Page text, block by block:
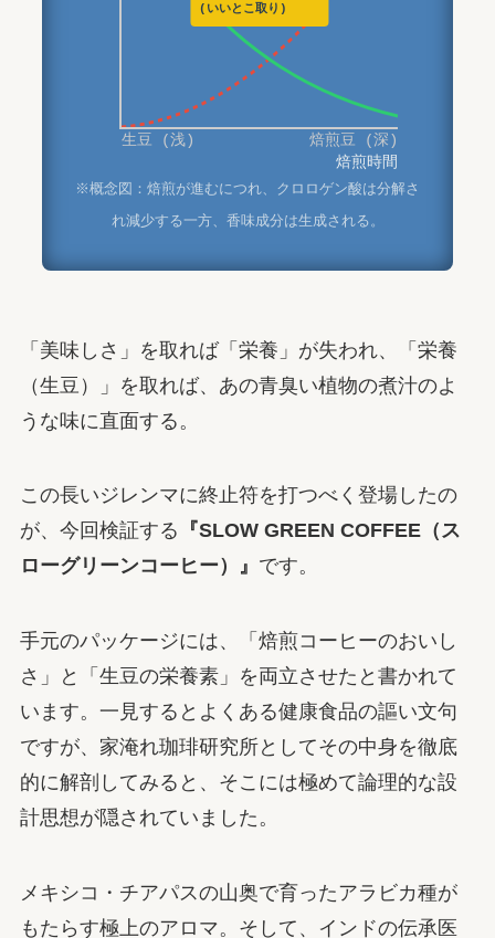
焙煎時間
生豆 (浅) 焙煎豆 (深)
(いいとこ取り)
※概念図：焙煎が進むにつれ、クロロゲン酸は分解さ
れ減少する一方、香味成分は生成される。
「美味しさ」を取れば「栄養」が失われ、「栄養
（生豆）」を取れば、あの青臭い植物の煮汁のよ
うな味に直面する。
この長いジレンマに終止符を打つべく登場したの
が、今回検証する 『SLOW GREEN COFFEE（ス
ローグリーンコーヒー）』 です。
手元のパッケージには、「焙煎コーヒーのおいし
さ」と「生豆の栄養素」を両立させたと書かれて
います。一見するとよくある健康食品の謳い文句
ですが、家淹れ珈琲研究所としてその中身を徹底
的に解剖してみると、そこには極めて論理的な設
計思想が隠されていました。
メキシコ・チアパスの山奥で育ったアラビカ種が
もたらす極上のアロマ。そして、インドの伝承医